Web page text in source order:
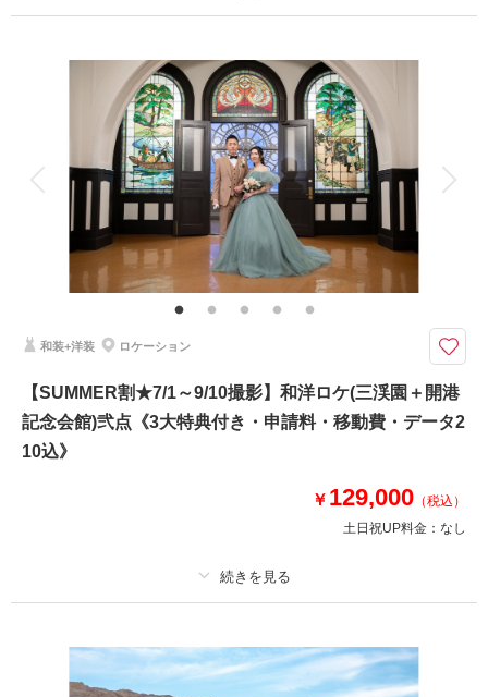
新婦衣装2着
ヘアメイク 小物一式
アルバム データ 210 カット 台紙付写真
衣装追加 会食 挙式
家族と撮影 家族用衣装レンタル ペットと撮影
その他含むもの
衣装差額無し・肌着や草履・インナー類・ 撮影申請料・ロケ先までの送
迎・撮影小物・メイクスタッフ撮影同行・撮影日程変更無料
《3大特典》①ウェルカムボードA3or六切り写真2面1冊 ②土日祝日料金
無料 ③オプション20％OFF をプレゼント！
※1日2組限定
撮影場所：三渓園(昼間)＋大桟橋(日中)のロケーション計2ヶ所
大桟橋での撮影は大注目の日中の港ロケーションでご案内いたします！
撮影日の空き
を確認する
和装+洋装 ロケーション
【SUMMER割★7/1～9/10撮影】和洋ロケ(三渓園＋開港
記念会館)弐点《3大特典付き・申請料・移動費・データ2
10込》
￥ 129,000 （税込）
土日祝UP料金： なし
新婦衣装2着 新郎衣装2着
着付け 小物一式